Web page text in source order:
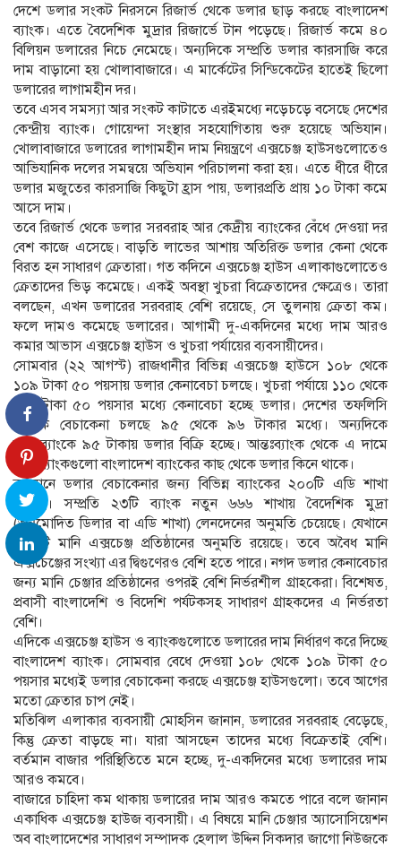
দেশে ডলার সংকট নিরসনে রিজার্ভ থেকে ডলার ছাড় করছে বাংলাদেশ
ব্যাংক। এতে বৈদেশিক মুদ্রার রিজার্ভে টান পড়েছে। রিজার্ভ কমে ৪০
বিলিয়ন ডলারের নিচে নেমেছে। অন্যদিকে সম্প্রতি ডলার কারসাজি করে
দাম বাড়ানো হয় খোলাবাজারে। এ মার্কেটের সিন্ডিকেটের হাতেই ছিলো
ডলারের লাগামহীন দর।
তবে এসব সমস্যা আর সংকট কাটাতে এরইমধ্যে নড়েচড়ে বসেছে দেশের
কেন্দ্রীয় ব্যাংক। গোয়েন্দা সংস্থার সহযোগিতায় শুরু হয়েছে অভিযান।
খোলাবাজারে ডলারের লাগামহীন দাম নিয়ন্ত্রণে এক্সচেঞ্জ হাউসগুলোতেও
আভিযানিক দলের সমন্বয়ে অভিযান পরিচালনা করা হয়। এতে ধীরে ধীরে
ডলার মজুতের কারসাজি কিছুটা হ্রাস পায়, ডলারপ্রতি প্রায় ১০ টাকা কমে
আসে দাম।
তবে রিজার্ভ থেকে ডলার সরবরাহ আর কেদ্রীয় ব্যাংকের বেঁধে দেওয়া দর
বেশ কাজে এসেছে। বাড়তি লাভের আশায় অতিরিক্ত ডলার কেনা থেকে
বিরত হন সাধারণ ক্রেতারা। গত কদিনে এক্সচেঞ্জ হাউস এলাকাগুলোতেও
ক্রেতাদের ভিড় কমেছে। একই অবস্থা খুচরা বিক্রেতাদের ক্ষেত্রেও। তারা
বলছেন, এখন ডলারের সরবরাহ বেশি রয়েছে, সে তুলনায় ক্রেতা কম।
ফলে দামও কমেছে ডলারের। আগামী দু-একদিনের মধ্যে দাম আরও
কমার আভাস এক্সচেঞ্জ হাউস ও খুচরা পর্যায়ের ব্যবসায়ীদের।
সোমবার (২২ আগস্ট) রাজধানীর বিভিন্ন এক্সচেঞ্জ হাউসে ১০৮ থেকে
১০৯ টাকা ৫০ পয়সায় ডলার কেনাবেচা চলছে। খুচরা পর্যায়ে ১১০ থেকে
১১১ টাকা ৫০ পয়সার মধ্যে কেনাবেচা হচ্ছে ডলার। দেশের তফলিসি
ব্যাংকে বেচাকেনা চলছে ৯৫ থেকে ৯৬ টাকার মধ্যে। অন্যদিকে
আন্তঃব্যাংকে ৯৫ টাকায় ডলার বিক্রি হচ্ছে। আন্তঃব্যাংক থেকে এ দামে
অন্য ব্যাংকগুলো বাংলাদেশ ব্যাংকের কাছ থেকে ডলার কিনে থাকে।
বর্তমানে ডলার বেচাকেনার জন্য বিভিন্ন ব্যাংকের ২০০টি এডি শাখা
রয়েছে। সম্প্রতি ২৩টি ব্যাংক নতুন ৬৬৬ শাখায় বৈদেশিক মুদ্রা
(অনুমোদিত ডিলার বা এডি শাখা) লেনদেনের অনুমতি চেয়েছে। যেখানে
২৩৫টি মানি এক্সচেঞ্জ প্রতিষ্ঠানের অনুমতি রয়েছে। তবে অবৈধ মানি
এক্সচেঞ্জের সংখ্যা এর দ্বিগুণেরও বেশি হতে পারে। নগদ ডলার কেনাবেচার
জন্য মানি চেঞ্জার প্রতিষ্ঠানের ওপরই বেশি নির্ভরশীল গ্রাহকেরা। বিশেষত,
প্রবাসী বাংলাদেশি ও বিদেশি পর্যটকসহ সাধারণ গ্রাহকদের এ নির্ভরতা
বেশি।
এদিকে এক্সচেঞ্জ হাউস ও ব্যাংকগুলোতে ডলারের দাম নির্ধারণ করে দিচ্ছে
বাংলাদেশ ব্যাংক। সোমবার বেধে দেওয়া ১০৮ থেকে ১০৯ টাকা ৫০
পয়সার মধ্যেই ডলার বেচাকেনা করছে এক্সচেঞ্জ হাউসগুলো। তবে আগের
মতো ক্রেতার চাপ নেই।
মতিঝিল এলাকার ব্যবসায়ী মোহসিন জানান, ডলারের সরবরাহ বেড়েছে,
কিন্তু ক্রেতা বাড়ছে না। যারা আসছেন তাদের মধ্যে বিক্রেতাই বেশি।
বর্তমান বাজার পরিস্থিতিতে মনে হচ্ছে, দু-একদিনের মধ্যে ডলারের দাম
আরও কমবে।
বাজারে চাহিদা কম থাকায় ডলারের দাম আরও কমতে পারে বলে জানান
একাধিক এক্সচেঞ্জ হাউজ ব্যবসায়ী। এ বিষয়ে মানি চেঞ্জার অ্যাসোসিয়েশন
অব বাংলাদেশের সাধারণ সম্পাদক হেলাল উদ্দিন সিকদার জাগো নিউজকে